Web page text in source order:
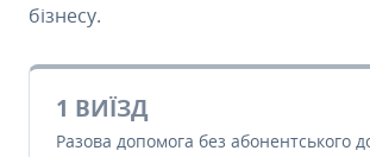
бізнесу.
1 ВИЇЗД
Разова допомога без абонентського